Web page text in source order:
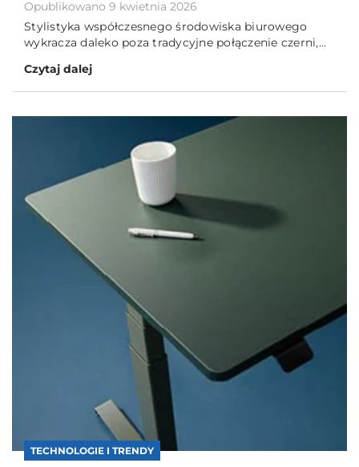
Opublikowano 9 kwietnia 2026
Stylistyka współczesnego środowiska biurowego
wykracza daleko poza tradycyjne połączenie czerni,...
Czytaj dalej
TECHNOLOGIE I TRENDY